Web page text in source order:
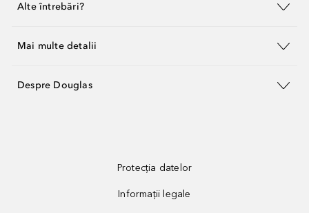
Alte întrebări?
Mai multe detalii
Despre Douglas
Protecția datelor
Informații legale